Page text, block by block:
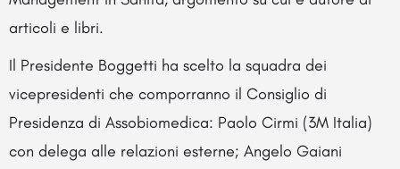
articoli e libri.
Il Presidente Boggetti ha scelto la squadra dei
vicepresidenti che comporranno il Consiglio di
Presidenza di Assobiomedica: Paolo Cirmi (3M Italia)
con delega alle relazioni esterne; Angelo Gaiani